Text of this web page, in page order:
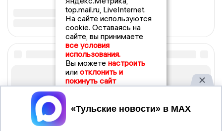
top.mail.ru, LiveInternet.
На сайте используются
cookie. Оставаясь на
сайте, вы принимаете
все условия
использования.
Вы можете настроить
или отклонить и
покинуть сайт
Принять